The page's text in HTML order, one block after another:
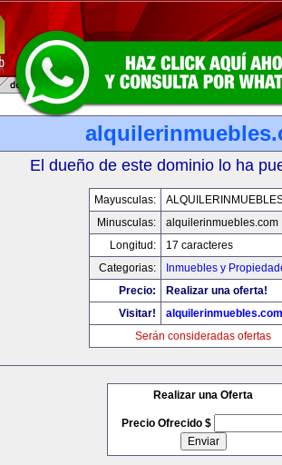
El dueño de este dominio lo ha
Mayusculas:
Minusculas:
alquilerinmuebles.com
Longitud:
17 caracteres
Categorias:
Inmuebles y
Precio:
Realizar una oferta!
Visitar!
alquilerinmuebles.com
Serán consideradas ofertas
Realizar una Oferta
Precio Ofrecido $